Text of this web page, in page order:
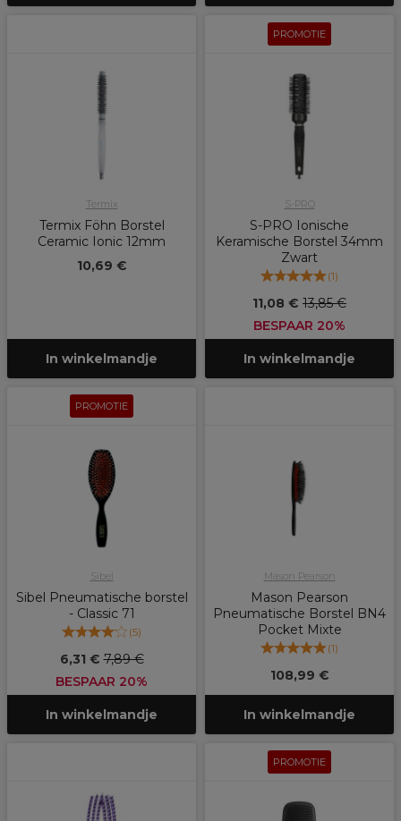
Termix
Termix Föhn Borstel
Ceramic Ionic 12mm
10,69 €
In winkelmandje
PROMOTIE
S-PRO
S-PRO Ionische
Keramische Borstel 34mm
Zwart
(1)
11,08 € 13,85 €
BESPAAR 20%
In winkelmandje
PROMOTIE
Sibel
Sibel Pneumatische borstel
- Classic 71
(5)
6,31 €7,89 €
BESPAAR 20%
In winkelmandje
Mason Pearson
Mason Pearson
Pneumatische Borstel BN4
Pocket Mixte
(1)
108,99 €
In winkelmandje
PROMOTIE